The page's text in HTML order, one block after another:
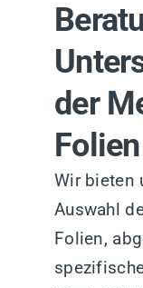
der
Wir bieten
Auswahl
Folien,